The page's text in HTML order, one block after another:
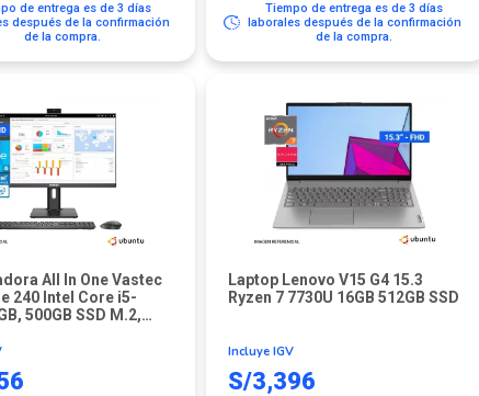
de entrega es de 3 días
después de la confirmación
de la compra.
Tiempo de entrega es de 3 días
laborales después de la confirmación
de la compra.
All In One Vastec
240 Intel Core i5-
500GB SSD M.2,
Laptop Lenovo V15 G4 15.3
Ryzen 7 7730U 16GB 512GB SSD
Incluye IGV
S/3,396